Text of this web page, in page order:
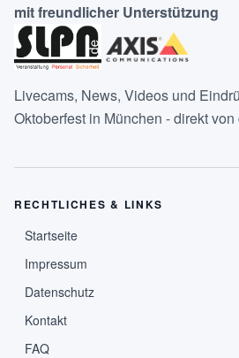
mit freundlicher Unterstützung
Livecams, News, Videos und
Oktoberfest in München - direkt
RECHTLICHES & LINKS
Startseite
Impressum
Datenschutz
Kontakt
FAQ